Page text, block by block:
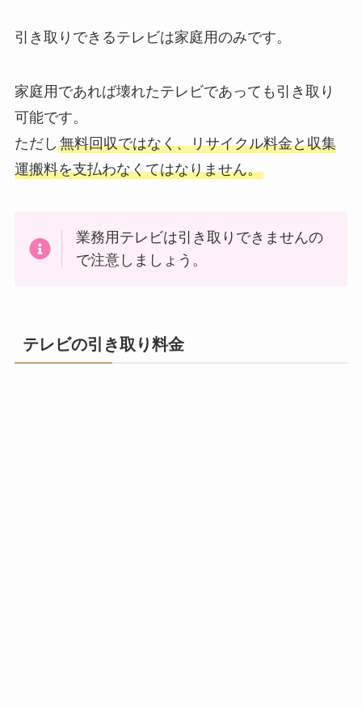
引き取りできるテレビは家庭用のみです。
家庭用であれば壊れたテレビであっても引き取り
可能です。
ただし 無料回収ではなく、リサイクル料金と収集
運搬料を支払わなくてはなりません。
業務用テレビは引き取りできませんの
で注意しましょう。
テレビの引き取り料金